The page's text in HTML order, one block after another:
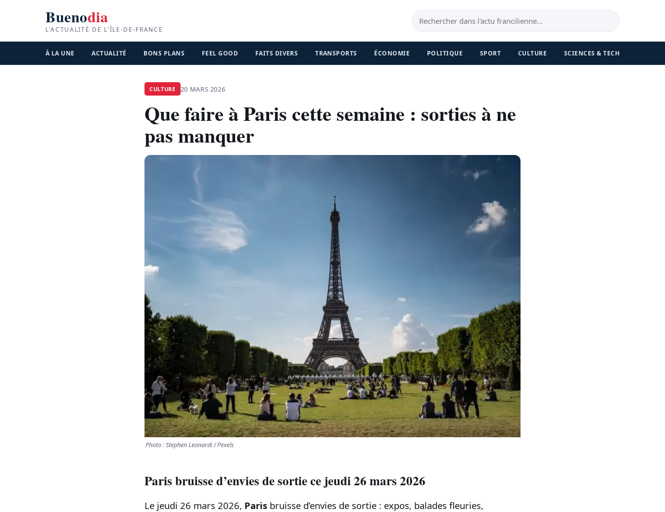
Buenodia
L'ACTUALITÉ DE L'ÎLE-DE-FRANCE
À LA UNE ACTUALITÉ BONS PLANS FEEL GOOD FAITS DIVERS TRANSPORTS ÉCONOMIE POLITIQUE SPORT CULTURE SCIENCES & TECH
CULTURE 20 MARS 2026
Que faire à Paris cette semaine : sorties à ne
pas manquer
Photo : Stephen Leonardi / Pexels
Paris bruisse d’envies de sortie ce jeudi 26 mars 2026
Le jeudi 26 mars 2026, Paris bruisse d’envies de sortie : expos, balades fleuries,